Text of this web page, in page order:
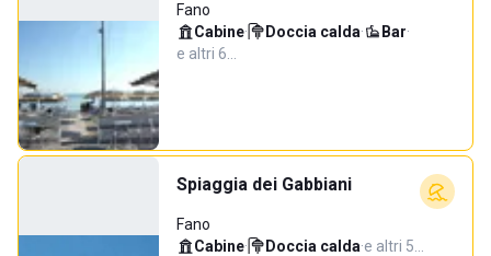
Fano
Cabine· Doccia calda· Bar·
e altri 6…
Spiaggia dei Gabbiani
Fano
Cabine· Doccia calda·e altri 5…